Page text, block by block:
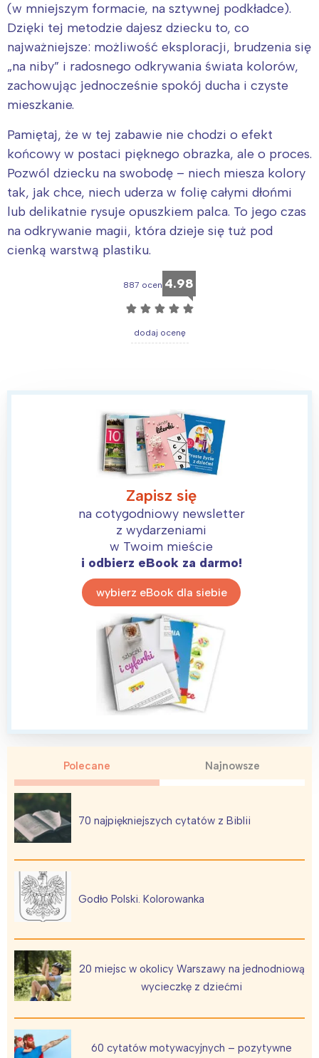
(w mniejszym formacie, na sztywnej podkładce).
Dzięki tej metodzie dajesz dziecku to, co
najważniejsze: możliwość eksploracji, brudzenia się
„na niby” i radosnego odkrywania świata kolorów,
zachowując jednocześnie spokój ducha i czyste
mieszkanie.
Pamiętaj, że w tej zabawie nie chodzi o efekt
końcowy w postaci pięknego obrazka, ale o proces.
Pozwól dziecku na swobodę – niech miesza kolory
tak, jak chce, niech uderza w folię całymi dłońmi
lub delikatnie rysuje opuszkiem palca. To jego czas
na odkrywanie magii, która dzieje się tuż pod
cienką warstwą plastiku.
887 ocen 4.98
☆ ☆ ☆ ☆ ☆
dodaj ocenę
Zapisz się
na cotygodniowy newsletter
z wydarzeniami
w Twoim mieście
i odbierz eBook za darmo!
wybierz eBook dla siebie
Polecane Najnowsze
70 najpiękniejszych cytatów z Biblii
Godło Polski. Kolorowanka
20 miejsc w okolicy Warszawy na jednodniową
wycieczkę z dziećmi
60 cytatów motywacyjnych – pozytywne